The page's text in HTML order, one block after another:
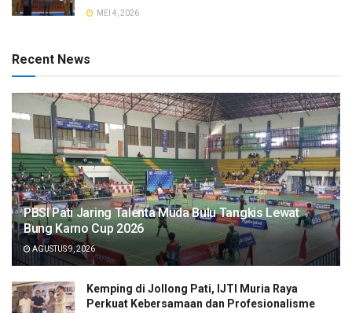
MEI 4, 2026
Recent News
PBSI Pati Jaring Talenta Muda Bulu Tangkis Lewat
Bung Karno Cup 2026
AGUSTUS 9, 2026
​Kemping di Jollong Pati, IJTI Muria Raya
Perkuat Kebersamaan dan Profesionalisme